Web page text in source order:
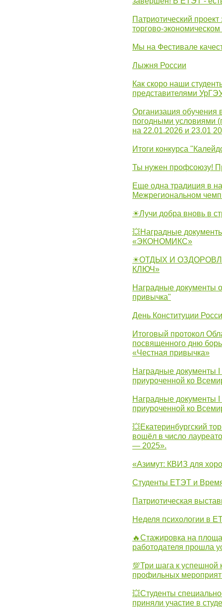
Патриотический
торгово-
Мы на Фестивале
Лыжня России
Как скоро наши
представителями
Организация обучения
погодными условиями
на 22.01.2026 и 23.01
Итоги конкурса
Ты нужен профсоюзу!
Еще одна традиция в
Межрегиональном
☀Лучи добра вновь в
💥Наградные
«ЭКОНОМИКС»
☀ОТДЫХ И
КЛЮЧ»
Наградные документы
привычка"
День Конституции
Итоговый протокол
посвященного дню
«Честная привычка»
Наградные документы
приуроченной ко
Наградные документы
приуроченной ко
💥Екатеринбургский
вошёл в число
— 2025».
«Азимут: КВИЗ для
Студенты ЕТЭТ и
Патриотическая
Неделя психологии в
🔥Стажировка на
работодателя прошла
💯Три шага к успешной
профильных
💥Студенты
приняли участие в